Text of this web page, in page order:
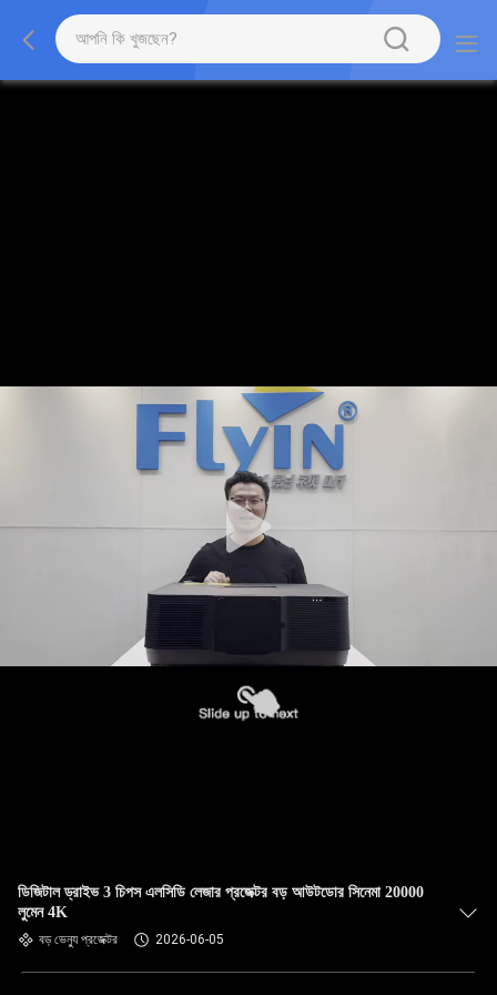
ডিজিটাল ড্রাইভ 3 চিপস এলসিডি লেজার প্রজেক্টর বড় আউটডোর সিনেমা 20000
লুমেন 4K
বড় ভেন্যু প্রজেক্টর 2026-06-05